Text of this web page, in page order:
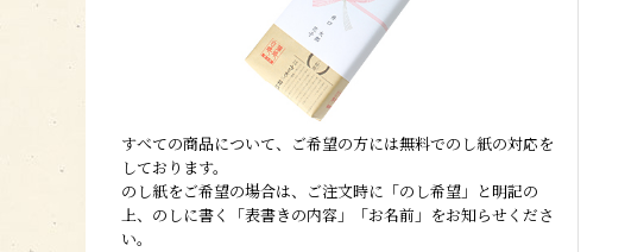
すべての商品について、ご希望の方には無料でのし紙の対応を
しております。
のし紙をご希望の場合は、ご注文時に「のし希望」と明記の
上、のしに書く「表書きの内容」「お名前」をお知らせくださ
い。